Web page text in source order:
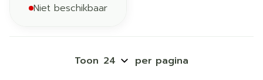
Niet beschikbaar
Toon per pagina